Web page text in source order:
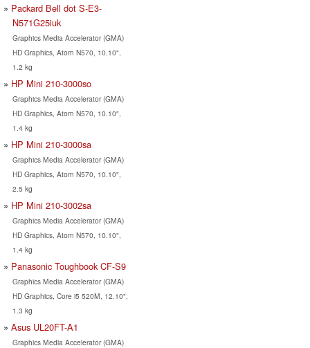
Packard Bell dot S-E3-
N571G25iuk
Graphics Media Accelerator (GMA)
HD Graphics, Atom N570, 10.10",
1.2 kg
HP Mini 210-3000so
Graphics Media Accelerator (GMA)
HD Graphics, Atom N570, 10.10",
1.4 kg
HP Mini 210-3000sa
Graphics Media Accelerator (GMA)
HD Graphics, Atom N570, 10.10",
2.5 kg
HP Mini 210-3002sa
Graphics Media Accelerator (GMA)
HD Graphics, Atom N570, 10.10",
1.4 kg
Panasonic Toughbook CF-S9
Graphics Media Accelerator (GMA)
HD Graphics, Core i5 520M, 12.10",
1.3 kg
Asus UL20FT-A1
Graphics Media Accelerator (GMA)